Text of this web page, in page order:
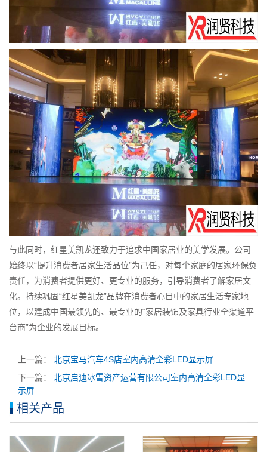
与此同时，红星美凯龙还致力于追求中国家居业的美学发展。公司
始终以“提升消费者居家生活品位”为己任，对每个家庭的居家环保负
责任，为消费者提供更好、更专业的服务，引导消费者了解家居文
化。持续巩固“红星美凯龙”品牌在消费者心目中的家居生活专家地
位，以建成中国最领先的、最专业的“家居装饰及家具行业全渠道平
台商”为企业的发展目标。
上一篇： 北京宝马汽车4S店室内高清全彩LED显示屏
下一篇： 北京启迪冰雪资产运营有限公司室内高清全彩LED显
示屏
相关产品